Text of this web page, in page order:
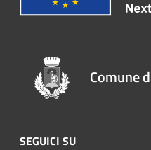
Comune
SEGUICI SU